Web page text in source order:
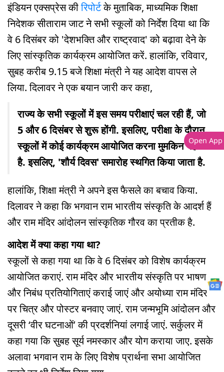
इंडियन एक्सप्रेस कीरिपोर्टके मुताबिक, माध्यमिक शिक्षा
निदेशक सीताराम जाट ने सभी स्कूलों को निर्देश दिया था कि
वे 6 दिसंबर को 'देशभक्ति और राष्ट्रवाद' को बढ़ावा देने के
लिए सांस्कृतिक कार्यक्रम आयोजित करें. हालांकि, रविवार,
सुबह करीब 9.15 बजे शिक्षा मंत्री ने यह आदेश वापस ले
लिया. दिलावर ने एक बयान जारी कर कहा,
राज्य के सभी स्कूलों में इस समय परीक्षाएं चल रही हैं, जो
5 और 6 दिसंबर से शुरू होंगी. इसलिए, परीक्षा के दौरान
स्कूलों में कोई कार्यक्रम आयोजित करना मुमकिन नहीं
है. इसलिए, 'शौर्य दिवस' समारोह स्थगित किया जाता है.
हालांकि, शिक्षा मंत्री ने अपने इस फैसले का बचाव किया.
दिलावर ने कहा कि भगवान राम भारतीय संस्कृति के आदर्श हैं
और राम मंदिर आंदोलन सांस्कृतिक गौरव का प्रतीक है.
आदेश में क्या कहा गया था?
स्कूलों से कहा गया था कि वे 6 दिसंबर को विशेष कार्यक्रम
आयोजित कराएं. राम मंदिर और भारतीय संस्कृति पर भाषण
और निबंध प्रतियोगिताएं कराई जाएं और अयोध्या राम मंदिर
पर चित्र और पोस्टर बनवाए जाएं. राम जन्मभूमि आंदोलन और
दूसरी ‘वीर घटनाओं’ की प्रदर्शनियां लगाई जाएं. सर्कुलर में
कहा गया कि सुबह सूर्य नमस्कार और योग कराया जाए. इसके
अलावा भगवान राम के लिए विशेष प्रार्थना सभा आयोजित
Open App